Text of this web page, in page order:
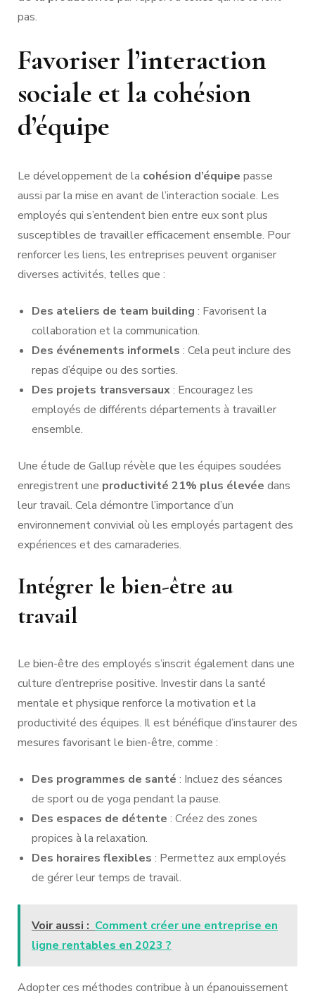
pas.
Favoriser l’interaction
sociale et la cohésion
d’équipe
Le développement de la cohésion d’équipe passe
aussi par la mise en avant de l’interaction sociale. Les
employés qui s’entendent bien entre eux sont plus
susceptibles de travailler efficacement ensemble. Pour
renforcer les liens, les entreprises peuvent organiser
diverses activités, telles que :
Des ateliers de team building : Favorisent la
collaboration et la communication.
Des événements informels : Cela peut inclure des
repas d’équipe ou des sorties.
Des projets transversaux: Encouragez les
employés de différents départements à travailler
ensemble.
Une étude de Gallup révèle que les équipes soudées
enregistrent une productivité 21% plus élevée dans
leur travail. Cela démontre l’importance d’un
environnement convivial où les employés partagent des
expériences et des camaraderies.
Intégrer le bien-être au
travail
Le bien-être des employés s’inscrit également dans une
culture d’entreprise positive. Investir dans la santé
mentale et physique renforce la motivation et la
productivité des équipes. Il est bénéfique d’instaurer des
mesures favorisant le bien-être, comme :
Des programmes de santé : Incluez des séances
de sport ou de yoga pendant la pause.
Des espaces de détente : Créez des zones
propices à la relaxation.
Des horaires flexibles : Permettez aux employés
de gérer leur temps de travail.
Voir aussi : Comment créer une entreprise en
ligne rentables en 2023 ?
Adopter ces méthodes contribue à un épanouissement